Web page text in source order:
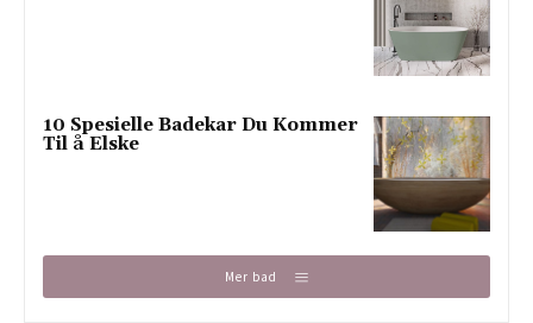
10 Spesielle Badekar Du Kommer
Til å Elske
Mer bad